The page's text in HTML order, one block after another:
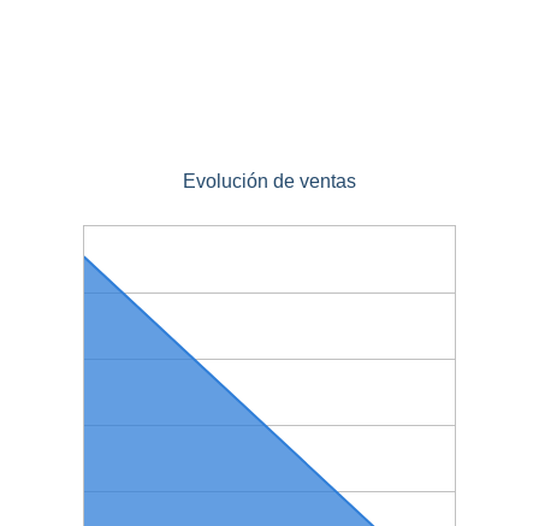
Evolución de ventas